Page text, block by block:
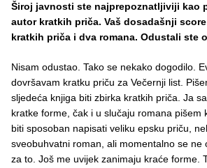
Široj javnosti ste najprepoznatljiviji kao
autor kratkih priča. Vaš dosadašnji
kratkih priča i dva romana. Odustali ste
Nisam odustao. Tako se nekako dogodilo.
dovršavam kratku priču za Večernji list.
sljedeća knjiga biti zbirka kratkih priča. Ja
kratke forme, čak i u slučaju romana pišem
biti sposoban napisati veliku epsku priču,
sveobuhvatni roman, ali momentalno se ne
za to. Još me uvijek zanimaju kraće forme.